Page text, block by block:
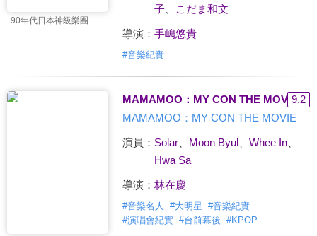
90年代日本神級樂團
子、 こだま和文
導演： 手嶋悠貴
#音樂紀實
MAMAMOO：MY CON THE MOVIE9.2
MAMAMOO：MY CON THE MOVIE
演員： Solar、 Moon Byul、 Whee In、
Hwa Sa
導演： 林在慶
#音樂名人 #大明星 #音樂紀實
#演唱會紀實 #台前幕後 #KPOP